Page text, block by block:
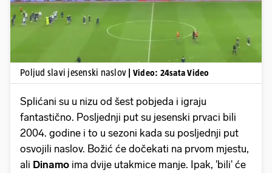
Poljud slavi jesenski naslov | Video: 24sata Video
Splićani su u nizu od šest pobjeda i igraju
fantastično. Posljednji put su jesenski prvaci bili
2004. godine i to u sezoni kada su posljednji put
osvojili naslov. Božić će dočekati na prvom mjestu,
ali Dinamo ima dvije utakmice manje. Ipak, 'bili' će